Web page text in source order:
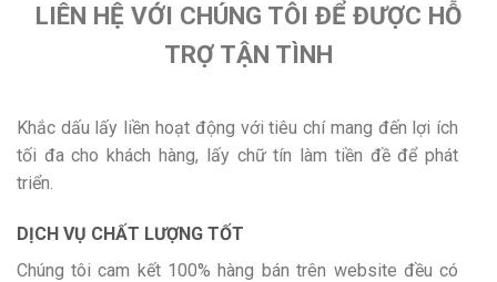
LIÊN HỆ VỚI CHÚNG TÔI ĐỂ ĐƯỢC HỖ
TRỢ TẬN TÌNH
Khắc dấu lấy liền hoạt động với tiêu chí mang đến lợi ích
tối đa cho khách hàng, lấy chữ tín làm tiền đề để phát
triển.
DỊCH VỤ CHẤT LƯỢNG TỐT
Chúng tôi cam kết 100% hàng bán trên website đều có